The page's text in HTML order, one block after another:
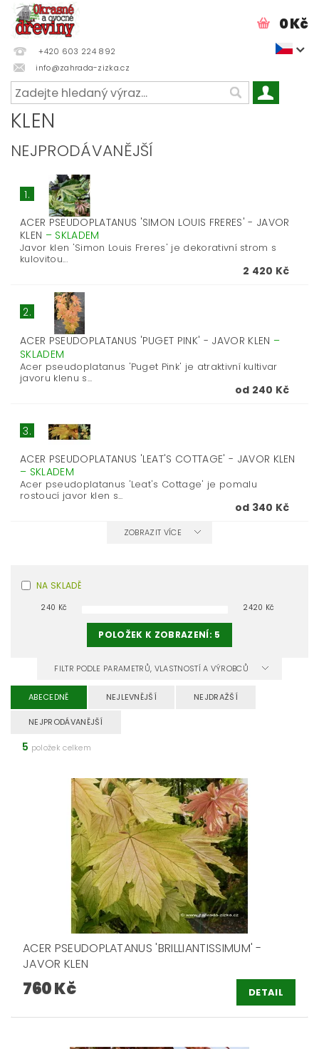
+420 603 224 892
info@zahrada-zizka.cz
0 Kč
KLEN
NEJPRODÁVANĚJŠÍ
1.
ACER PSEUDOPLATANUS 'SIMON LOUIS FRERES' - JAVOR
KLEN – SKLADEM
Javor klen 'Simon Louis Freres' je dekorativní strom s
kulovitou...
2 420 Kč
2.
ACER PSEUDOPLATANUS 'PUGET PINK' - JAVOR KLEN –
SKLADEM
Acer pseudoplatanus 'Puget Pink' je atraktivní kultivar
javoru klenu s...
od 240 Kč
3.
ACER PSEUDOPLATANUS 'LEAT'S COTTAGE' - JAVOR KLEN
– SKLADEM
Acer pseudoplatanus 'Leat's Cottage' je pomalu
rostoucí javor klen s...
od 340 Kč
ZOBRAZIT VÍCE
NA SKLADĚ
240 Kč 2420 Kč
POLOŽEK K ZOBRAZENÍ: 5
FILTR PODLE PARAMETRŮ, VLASTNOSTÍ A VÝROBCŮ
ABECEDNĚ NEJLEVNĚJŠÍ NEJDRAŽŠÍ
NEJPRODÁVANĚJŠÍ
5 položek celkem
ACER PSEUDOPLATANUS 'BRILLIANTISSIMUM' -
JAVOR KLEN
760 Kč DETAIL